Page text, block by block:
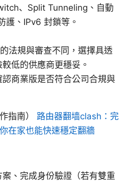
、Split Tunneling、自動
護、IPv6 封鎖等。
法規與審查不同，選擇具透
低的供應商更穩妥。
商業版是否符合公司合規與
指南） 路由器翻墙clash：完
在家也能快速穩定翻牆
、完成身份驗證（若有雙重